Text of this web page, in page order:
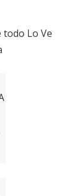
todo Lo Ve